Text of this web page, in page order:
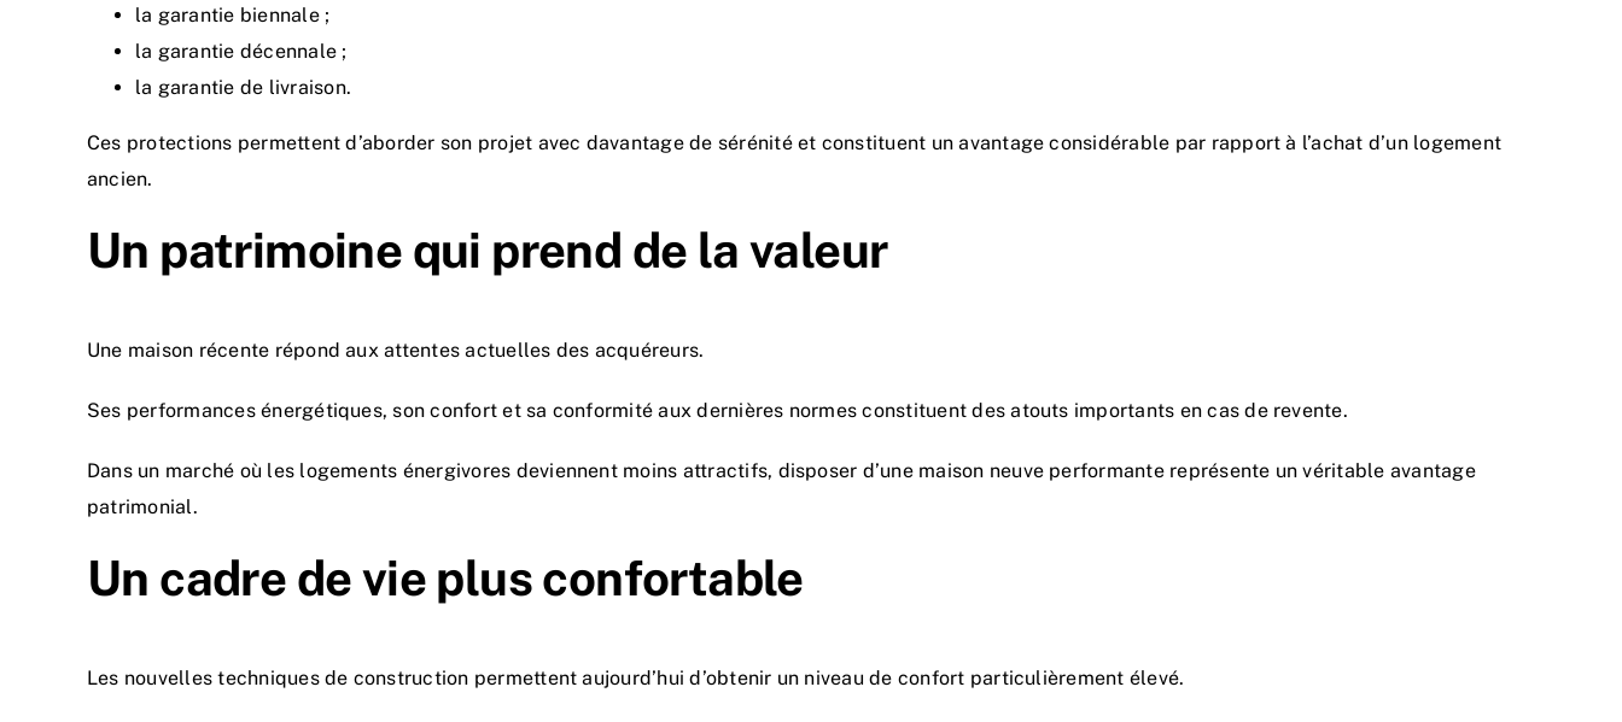
la garantie biennale ;
la garantie décennale ;
la garantie de livraison.
Ces protections permettent d’aborder son projet avec davantage de sérénité et constituent un avantage considérable par rapport à l’achat d’un logement
ancien.
Un patrimoine qui prend de la valeur
Une maison récente répond aux attentes actuelles des acquéreurs.
Ses performances énergétiques, son confort et sa conformité aux dernières normes constituent des atouts importants en cas de revente.
Dans un marché où les logements énergivores deviennent moins attractifs, disposer d’une maison neuve performante représente un véritable avantage
patrimonial.
Un cadre de vie plus confortable
Les nouvelles techniques de construction permettent aujourd’hui d’obtenir un niveau de confort particulièrement élevé.